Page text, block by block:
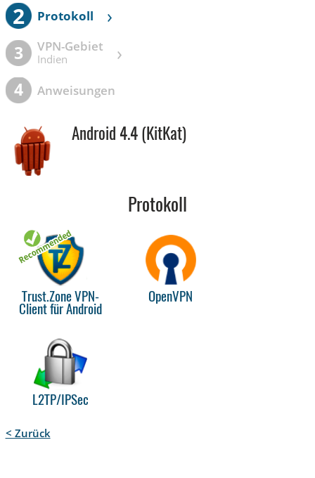
2 Protokoll ›
3 VPN-Gebiet
Indien ›
4 Anweisungen
Android 4.4 (KitKat)
Protokoll
Trust.Zone VPN-
Client für Android
OpenVPN
L2TP/IPSec
< Zurück